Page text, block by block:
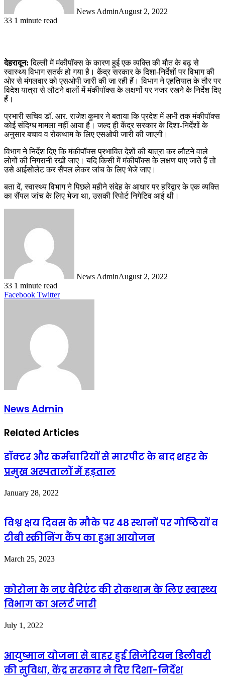
News AdminAugust 2, 2022
33 1 minute read
देहरादून: दिल्ली में मंकीपॉक्स के कारण हुई एक व्यक्ति की मौत के बढ़ से
स्वास्थ्य विभाग सतर्क हो गया है। केंद्र सरकार के दिशा-निर्देशों पर विभाग की
ओर से मंगलवार को एसओपी जारी की जा रही हैं। विभाग ने एहतियात के तौर पर
विदेश यात्रा से लौटने वालों में मंकीपॉक्स के लक्षणों पर नजर रखने के निर्देश दिए
हैं।
प्रभारी सचिव डॉ. आर. राजेश कुमार ने बताया कि प्रदेश में अभी तक मंकीपॉक्स
कोई संदिग्ध मामला नहीं आया है। जल्द ही केंद्र सरकार के दिशा-निर्देशों के
अनुसार बचाव व रोकथाम के लिए एसओपी जारी की जाएगी।
विभाग ने निर्देश दिए कि मंकीपॉक्स प्रभावित देशों की यात्रा कर लौटने वाले
लोगों की निगरानी रखी जाए। यदि किसी में मंकीपॉक्स के लक्षण पाए जाते हैं तो
उसे आईसोलेट कर सैंपल लेकर जांच के लिए भेजे जाए।
बता दें, स्वास्थ्य विभाग ने पिछले महीने संदेह के आधार पर हरिद्वार के एक व्यक्ति
का सैंपल जांच के लिए भेजा था, उसकी रिपोर्ट निगेटिव आई थी।
News AdminAugust 2, 2022
33 1 minute read
Facebook TwitterLinkedIn
Tumblr
Pinterest
Reddit
VKontakte
Share
Print
News Admin
Related Articles
डॉक्टर और कर्मचारियों से मारपीट के बाद शहर के
प्रमुख अस्पतालों में हड़ताल
January 28, 2022
विश्व क्षय दिवस के मौके पर 48 स्थानों पर गोष्ठियों व
टीबी स्क्रीनिंग कैंप का हुआ आयोजन
March 25, 2023
कोरोना के नए वैरिएंट की रोकथाम के लिए स्वास्थ्य
विभाग का अलर्ट जारी
July 1, 2022
आयुष्मान योजना से बाहर हुई सिजेरियन डिलीवरी
की सुविधा, केंद्र सरकार ने दिए दिशा-निर्देश